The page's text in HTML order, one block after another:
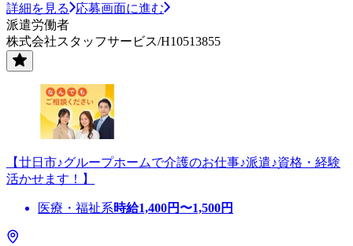
詳細を見る
応募画面に進む
派遣労働者
株式会社スタッフサービス/H10513855
【廿日市♪グループホームで介護のお仕事♪派遣♪資格・経験
活かせます！】
医療・福祉系時給1,400円〜1,500円